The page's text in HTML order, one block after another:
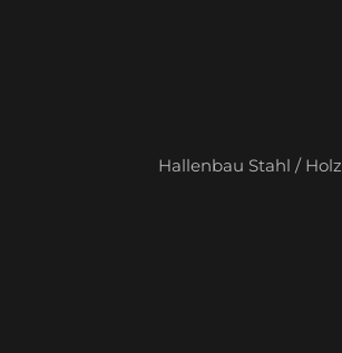
Hallenbau Stahl / Holz